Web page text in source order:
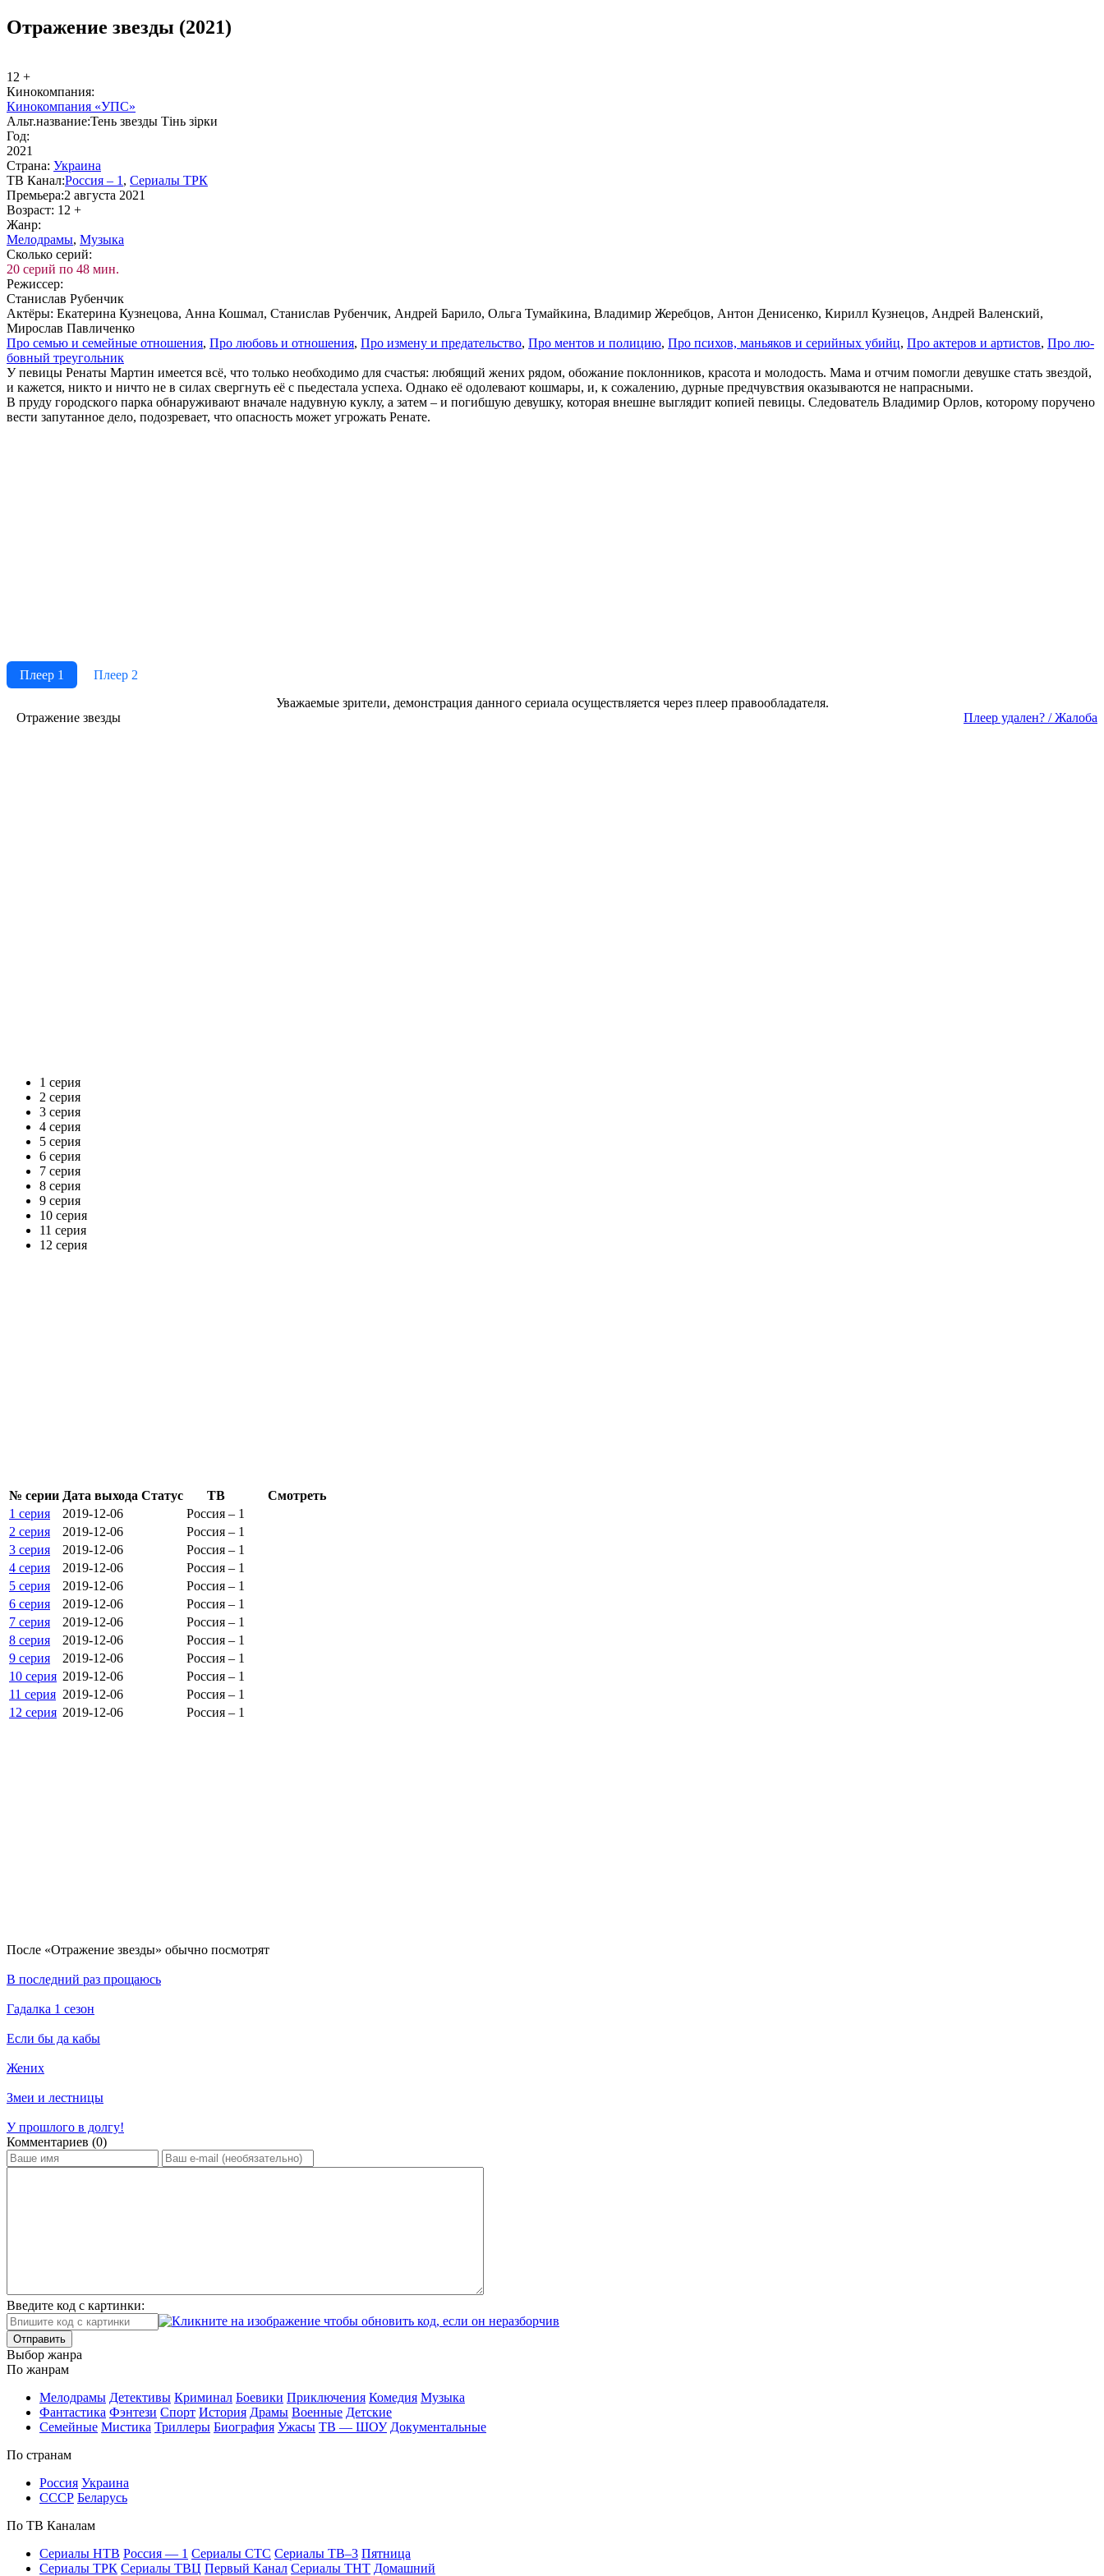
Отражение звезды (2021)
12 +
Ки­но­ком­па­ния:
Кинокомпания «УПС»
Альт.на­зва­ние:Тень звезды Тінь зірки
Год:
2021
Стра­на: Ук­раи­на
ТВ Ка­нал:Рос­сия – 1 , Се­риа­лы ТРК
Пре­мье­ра:2 августа 2021
Воз­раст: 12 +
Жанр:
Ме­ло­дра­мы, Му­зы­ка
Сколь­ко се­рий:
20 серий по 48 мин.
Ре­жис­сер:
Станислав Рубенчик
Ак­тё­ры: Екатерина Кузнецова, Анна Кошмал, Станислав Рубенчик, Андрей Барило, Ольга Тумайкина, Владимир Жеребцов, Антон Денисенко, Кирилл Кузнецов, Андрей Валенский,
Мирослав Павличенко
Про се­мью и се­мей­ные от­но­ше­ния, Про лю­бовь и от­но­ше­ния, Про из­ме­ну и пре­да­тель­ст­во, Про мен­тов и по­ли­цию, Про пси­хов, мань­я­ков и се­рий­ных убийц, Про ак­те­ров и ар­ти­стов, Про лю­
бов­ный тре­уголь­ник
У певицы Ренаты Мартин имеется всё, что только необходимо для счастья: любящий жених рядом, обожание поклонников, красота и молодость. Мама и отчим помогли девушке стать звездой,
и кажется, никто и ничто не в силах свергнуть её с пьедестала успеха. Однако её одолевают кошмары, и, к сожалению, дурные предчувствия оказываются не напрасными.
В пруду городского парка обнаруживают вначале надувную куклу, а затем – и погибшую девушку, которая внешне выглядит копией певицы. Следователь Владимир Орлов, которому поручено
вести запутанное дело, подозревает, что опасность может угрожать Ренате.
Плеер 1
Плеер 2
Ува­жае­мые зри­те­ли, де­мон­ст­ра­ция дан­но­го се­риа­ла осу­ще­ст­в­ля­ет­ся че­рез пле­ер пра­во­об­ла­да­те­ля.
Отражение звезды
Пле­ер уда­лен? / Жа­ло­ба
1 серия
2 серия
3 серия
4 серия
5 серия
6 серия
7 серия
8 серия
9 серия
10 серия
11 серия
12 серия
№ се­рии Да­та вы­хо­да Ста­тус ТВ
Смот­реть
1 серия
2019-12-06
Россия – 1
2 серия
2019-12-06
Россия – 1
3 серия
2019-12-06
Россия – 1
4 серия
2019-12-06
Россия – 1
5 серия
2019-12-06
Россия – 1
6 серия
2019-12-06
Россия – 1
7 серия
2019-12-06
Россия – 1
8 серия
2019-12-06
Россия – 1
9 серия
2019-12-06
Россия – 1
10 серия 2019-12-06
Россия – 1
11 серия 2019-12-06
Россия – 1
12 серия 2019-12-06 Россия – 1
По­сле «Отражение звезды» обыч­но по­смот­рят
В последний раз прощаюсь
Гадалка 1 сезон
Если бы да кабы
Жених
Змеи и лестницы
У прошлого в долгу!
Ком­мен­та­ри­ев (0)
Введите код с картинки:
Отправить
Вы­бор жан­ра
По жан­рам
Ме­ло­дра­мы Де­тек­ти­вы Кри­ми­нал Бое­ви­ки При­клю­че­ния Ко­ме­дия Му­зы­ка
Фан­та­сти­ка Фэн­те­зи Спорт Ис­то­рия Дра­мы Во­ен­ные Дет­ские
Се­мей­ные Мис­ти­ка Трил­ле­ры Био­гра­фия Ужа­сы ТВ — ШОУ До­ку­мен­таль­ные
По стра­нам
Рос­сия Ук­раи­на
СССР Бе­ла­русь
По ТВ Ка­на­лам
Се­риа­лы НТВ Рос­сия — 1 Се­риа­лы СТС Се­риа­лы ТВ–3 Пят­ни­ца
Се­риа­лы ТРК Се­риа­лы ТВЦ Пер­вый Ка­нал Се­риа­лы ТНТ До­маш­ний